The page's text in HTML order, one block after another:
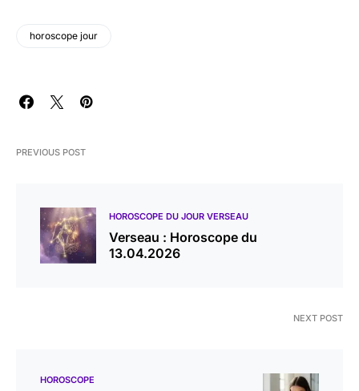
horoscope jour
PREVIOUS POST
HOROSCOPE DU JOUR VERSEAU
Verseau : Horoscope du
13.04.2026
NEXT POST
HOROSCOPE